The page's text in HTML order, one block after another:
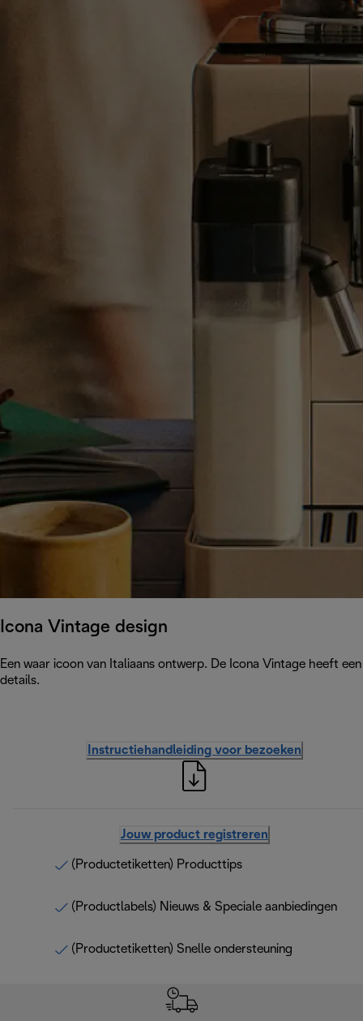
Icona Vintage design
Een waar icoon van Italiaans ontwerp. De Icona Vintage heeft
details.
Instructiehandleiding voor bezoeken
Jouw product registreren
(Productetiketten) Producttips
(Productlabels) Nieuws & Speciale aanbiedingen
(Productetiketten) Snelle ondersteuning